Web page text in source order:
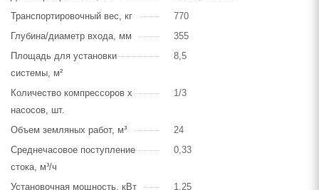
Транспортировочный вес, кг
770
Глубина/диаметр входа, мм
355
Площадь для установки
системы, м²
8,5
Количество компрессоров х
насосов, шт.
1/3
Объем земляных работ, м³
24
Среднечасовое поступление
стока, м³/ч
0,33
Установочная мощность, кВт 1,25